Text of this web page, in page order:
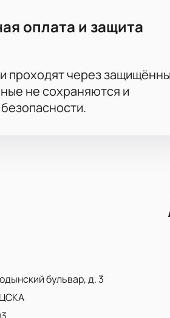
оплата и защита
проходят через
не сохраняются и
бульвар, д. 3
ЦСКА